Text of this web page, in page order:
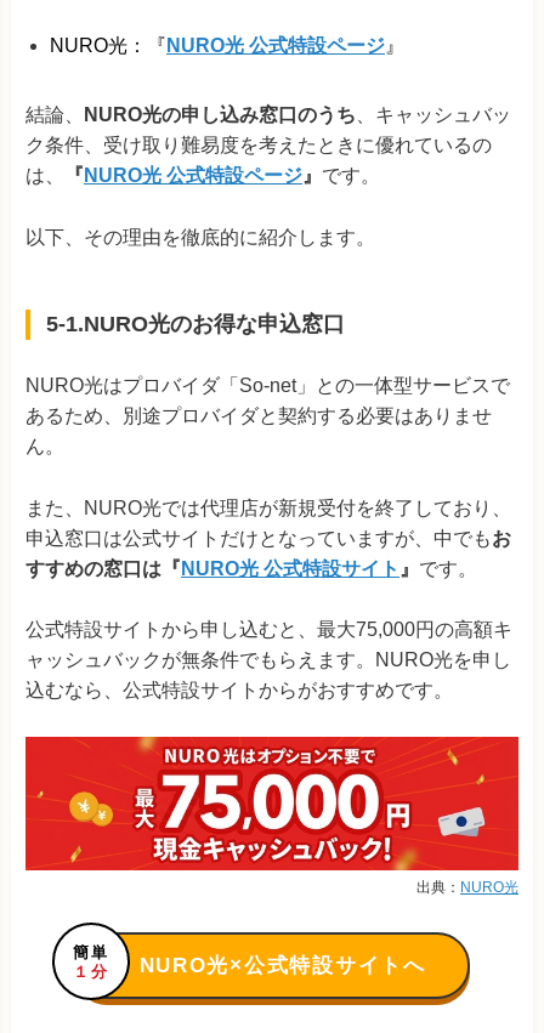
NURO光：『 NURO光 公式特設ページ 』
結論、 NURO光の申し込み窓口のうち 、キャッシュバッ
ク条件、受け取り難易度を考えたときに優れているの
は、
『 NURO光 公式特設ページ 』 です。
以下、その理由を徹底的に紹介します。
5-1.NURO光のお得な申込窓口
NURO光はプロバイダ「So-net」との一体型サービスで
あるため、別途プロバイダと契約する必要はありませ
ん。
また、NURO光では代理店が新規受付を終了しており、
申込窓口は公式サイトだけとなっていますが、中でもお
すすめの窓口は『 NURO光 公式特設サイト 』 です。
公式特設サイトから申し込むと、最大75,000円の高額キ
ャッシュバックが無条件でもらえます。NURO光を申し
込むなら、公式特設サイトからがおすすめです。
出典： NURO光
簡単
１分
NURO光×公式特設サイトへ